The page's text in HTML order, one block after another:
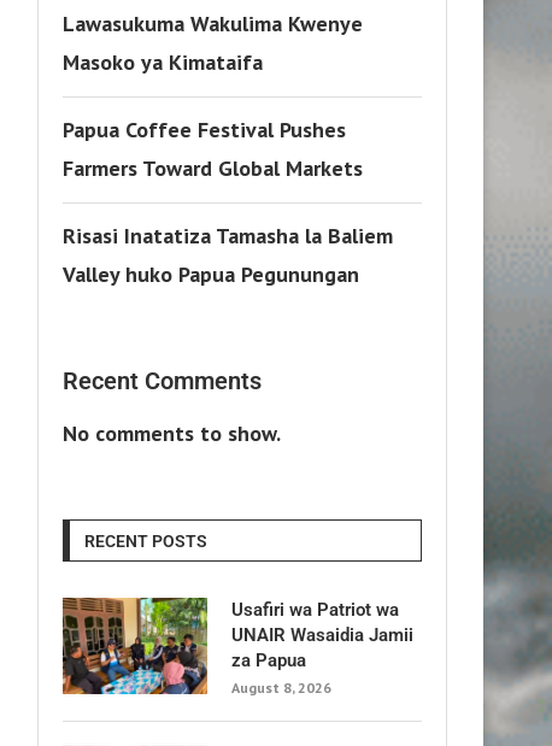
Lawasukuma Wakulima Kwenye
Masoko ya Kimataifa
Papua Coffee Festival Pushes
Farmers Toward Global Markets
Risasi Inatatiza Tamasha la Baliem
Valley huko Papua Pegunungan
Recent Comments
No comments to show.
RECENT POSTS
Usafiri wa Patriot wa
UNAIR Wasaidia Jamii
za Papua
August 8, 2026